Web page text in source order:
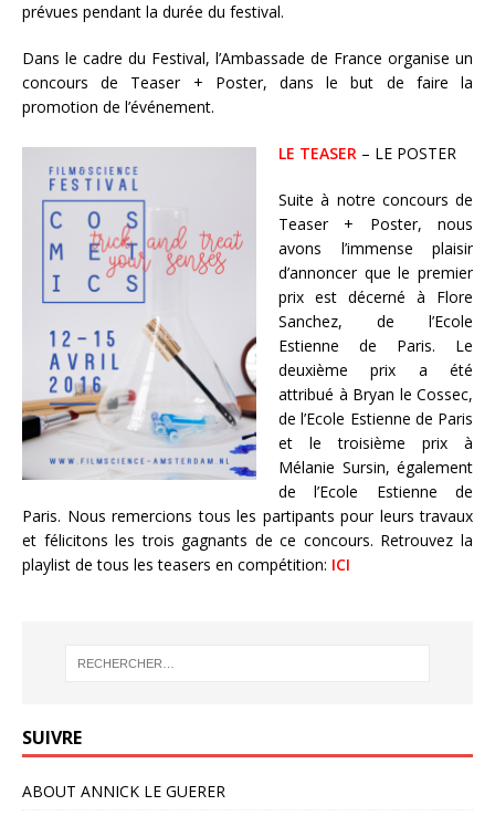
prévues pendant la durée du festival.
Dans le cadre du Festival, l’Ambassade de France organise un
concours de Teaser + Poster, dans le but de faire la
promotion de l’événement.
LE TEASER – LE POSTER
Suite à notre concours de
Teaser + Poster, nous
avons l’immense plaisir
d’annoncer que le premier
prix est décerné à Flore
Sanchez, de l’Ecole
Estienne de Paris. Le
deuxième prix a été
attribué à Bryan le Cossec,
de l’Ecole Estienne de Paris
et le troisième prix à
Mélanie Sursin, également
de l’Ecole Estienne de
Paris. Nous remercions tous les partipants pour leurs travaux
et félicitons les trois gagnants de ce concours. Retrouvez la
playlist de tous les teasers en compétition: ICI
SUIVRE
ABOUT ANNICK LE GUERER